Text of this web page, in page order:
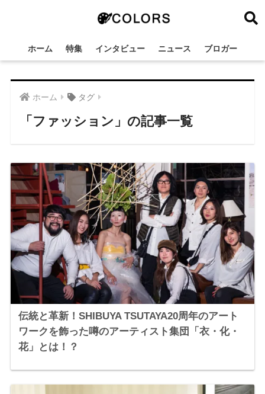
ホーム 特集 インタビュー ニュース ブロガー
ホーム タグ
「ファッション」の記事一覧
伝統と革新！SHIBUYA TSUTAYA20周年のアート
ワークを飾った噂のアーティスト集団「衣・化・
花」とは！？